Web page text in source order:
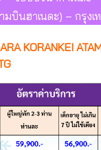
ามบินฮาเนดะ) – กรุ
KORANKEI